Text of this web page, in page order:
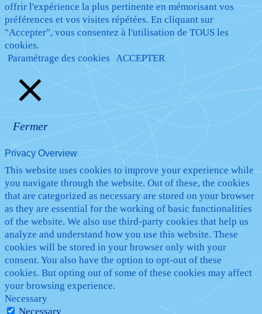
offrir l'expérience la plus pertinente en mémorisant vos
préférences et vos visites répétées. En cliquant sur
"Accepter", vous consentez à l'utilisation de TOUS les
cookies.
Paramétrage des cookies ACCEPTER
Fermer
Privacy Overview
This website uses cookies to improve your experience while
you navigate through the website. Out of these, the cookies
that are categorized as necessary are stored on your browser
as they are essential for the working of basic functionalities
of the website. We also use third-party cookies that help us
analyze and understand how you use this website. These
cookies will be stored in your browser only with your
consent. You also have the option to opt-out of these
cookies. But opting out of some of these cookies may affect
your browsing experience.
Necessary
Necessary